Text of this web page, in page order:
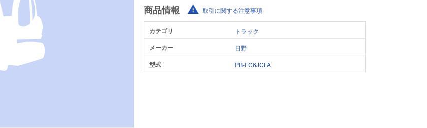
商品情報 取引に関する注意事項
カテゴリ トラック
メーカー 日野
型式 PB-FC6JCFA